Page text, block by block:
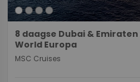
8 daagse Dubai &
World Europa
MSC Cruises